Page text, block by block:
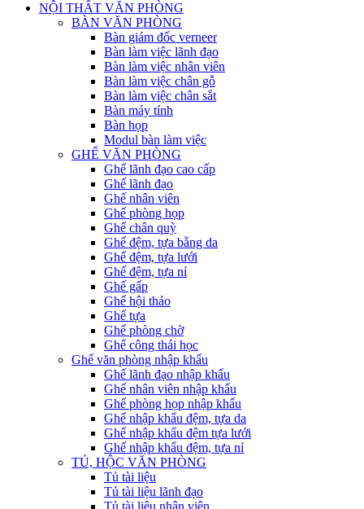
NỘI THẤT VĂN PHÒNG
BÀN VĂN PHÒNG
Bàn giám đốc verneer
Bàn làm việc lãnh đạo
Bàn làm việc nhân viên
Bàn làm việc chân gỗ
Bàn làm việc chân sắt
Bàn máy tính
Bàn họp
Modul bàn làm việc
GHẾ VĂN PHÒNG
Ghế lãnh đạo cao cấp
Ghế lãnh đạo
Ghế nhân viên
Ghế phòng họp
Ghế chân quỳ
Ghế đệm, tựa bằng da
Ghế đệm, tựa lưới
Ghế đệm, tựa nỉ
Ghế gấp
Ghế hội thảo
Ghế tựa
Ghế phòng chờ
Ghế công thái học
Ghế văn phòng nhập khẩu
Ghế lãnh đạo nhập khẩu
Ghế nhân viên nhập khẩu
Ghế phòng họp nhập khẩu
Ghế nhập khẩu đệm, tựa da
Ghế nhập khẩu đệm tựa lưới
Ghế nhập khẩu đệm, tựa nỉ
TỦ, HỘC VĂN PHÒNG
Tủ tài liệu
Tủ tài liệu lãnh đạo
Tủ tài liệu nhân viên